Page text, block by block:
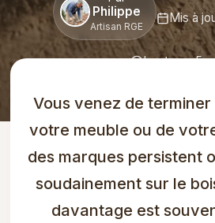
Philippe
Artisan RGE
Mis à
Lecture : 5
Vous venez de
votre meuble ou de
des marques persistent
soudainement sur le
davantage est